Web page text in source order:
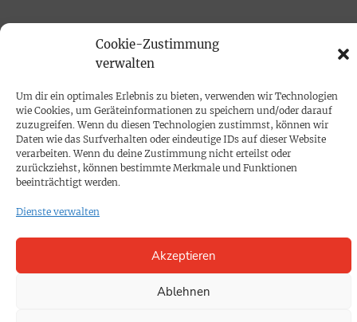
Cookie-Zustimmung
verwalten
Um dir ein optimales Erlebnis zu bieten, verwenden wir Technologien
wie Cookies, um Geräteinformationen zu speichern und/oder darauf
zuzugreifen. Wenn du diesen Technologien zustimmst, können wir
Daten wie das Surfverhalten oder eindeutige IDs auf dieser Website
verarbeiten. Wenn du deine Zustimmung nicht erteilst oder
zurückziehst, können bestimmte Merkmale und Funktionen
beeinträchtigt werden.
Dienste verwalten
Akzeptieren
Ablehnen
Mediadaten
PROKOMPAKT
Impressum
SPENDEN
KONTAKT
Cookie-Richtlinie